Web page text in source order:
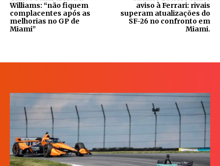
Williams: “não fiquem
complacentes após as
melhorias no GP de
Miami”
aviso à Ferrari: rivais
superam atualizações do
SF-26 no confronto em
Miami.